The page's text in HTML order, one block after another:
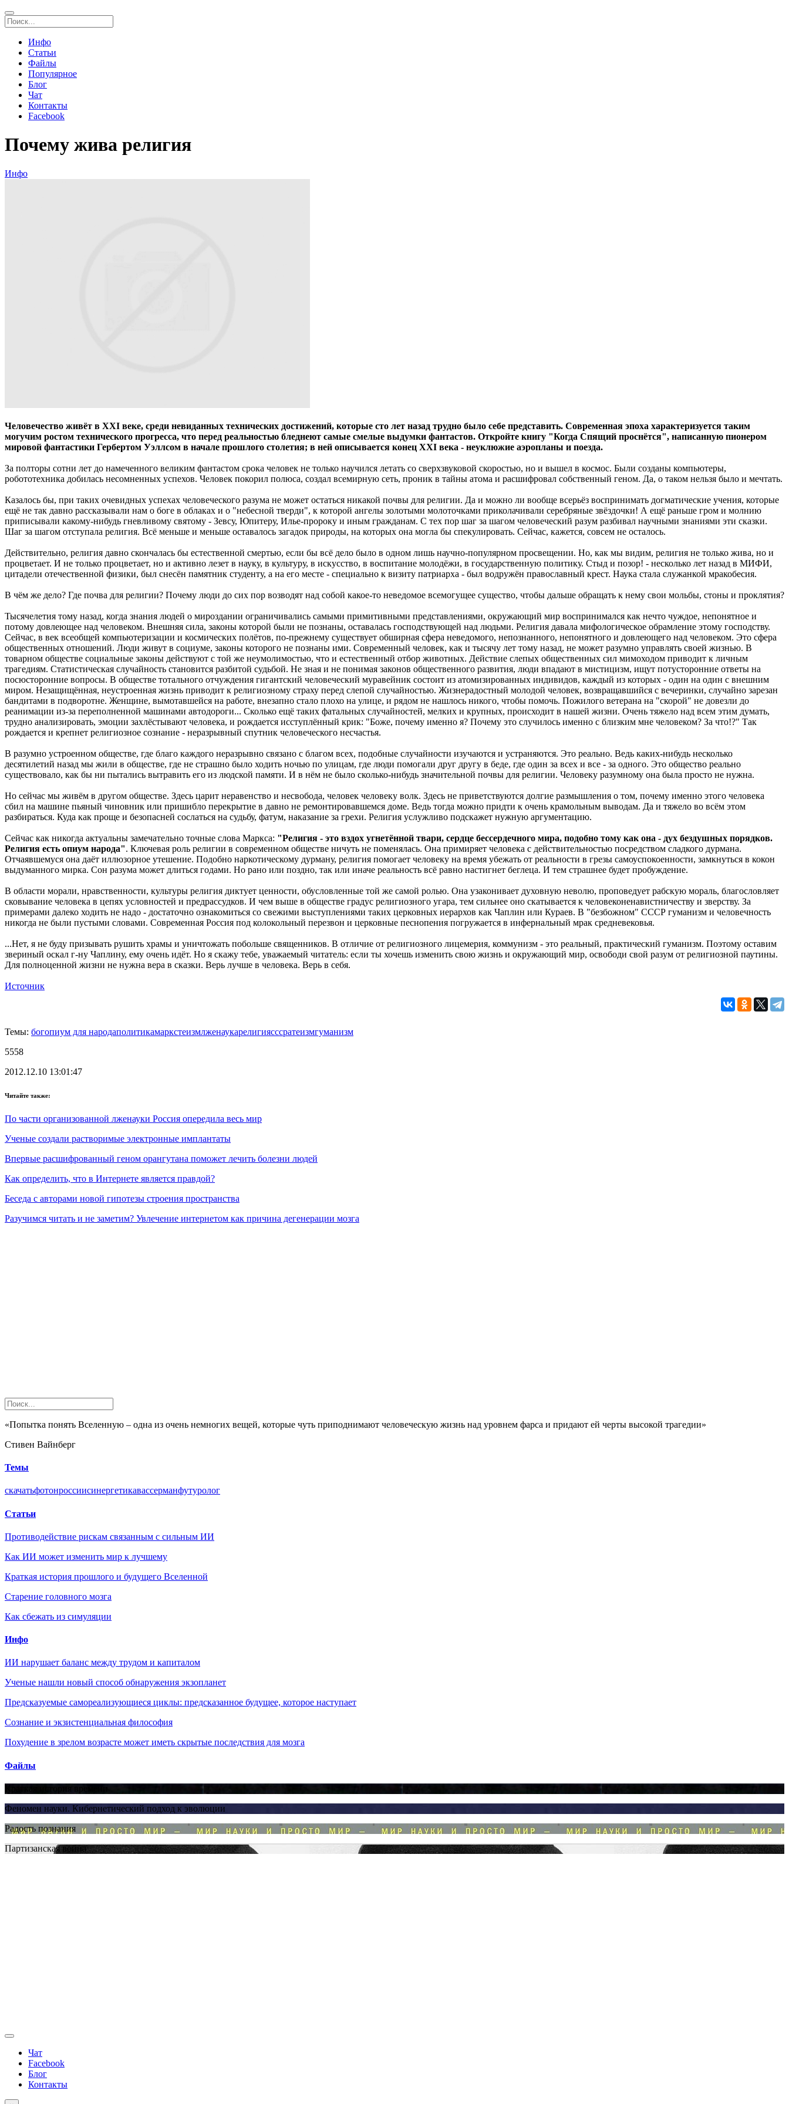
Инфо
Статьи
Файлы
Популярное
Блог
Чат
Контакты
Facebook
Почему жива религия
Инфо
Человечество живёт в XXI веке, среди невиданных технических достижений, которые сто лет назад трудно было себе представить. Современная эпоха характеризуется таким
могучим ростом технического прогресса, что перед реальностью бледнеют самые смелые выдумки фантастов. Откройте книгу "Когда Спящий проснётся", написанную пионером
мировой фантастики Гербертом Уэллсом в начале прошлого столетия; в ней описывается конец XXI века - неуклюжие аэропланы и поезда.
За полторы сотни лет до намеченного великим фантастом срока человек не только научился летать со сверхзвуковой скоростью, но и вышел в космос. Были созданы компьютеры,
робототехника добилась несомненных успехов. Человек покорил полюса, создал всемирную сеть, проник в тайны атома и расшифровал собственный геном. Да, о таком нельзя было и мечтать.
Казалось бы, при таких очевидных успехах человеческого разума не может остаться никакой почвы для религии. Да и можно ли вообще всерьёз воспринимать догматические учения, которые
ещё не так давно рассказывали нам о боге в облаках и о "небесной тверди", к которой ангелы золотыми молоточками приколачивали серебряные звёздочки! А ещё раньше гром и молнию
приписывали какому-нибудь гневливому святому - Зевсу, Юпитеру, Илье-пророку и иным гражданам. С тех пор шаг за шагом человеческий разум разбивал научными знаниями эти сказки.
Шаг за шагом отступала религия. Всё меньше и меньше оставалось загадок природы, на которых она могла бы спекулировать. Сейчас, кажется, совсем не осталось.
Действительно, религия давно скончалась бы естественной смертью, если бы всё дело было в одном лишь научно-популярном просвещении. Но, как мы видим, религия не только жива, но и
процветает. И не только процветает, но и активно лезет в науку, в культуру, в искусство, в воспитание молодёжи, в государственную политику. Стыд и позор! - несколько лет назад в МИФИ,
цитадели отечественной физики, был снесён памятник студенту, а на его месте - специально к визиту патриарха - был водружён православный крест. Наука стала служанкой мракобесия.
В чём же дело? Где почва для религии? Почему люди до сих пор возводят над собой какое-то неведомое всемогущее существо, чтобы дальше обращать к нему свои мольбы, стоны и проклятия?
Тысячелетия тому назад, когда знания людей о мироздании ограничивались самыми примитивными представлениями, окружающий мир воспринимался как нечто чуждое, непонятное и
потому довлеющее над человеком. Внешняя сила, законы которой были не познаны, оставалась господствующей над людьми. Религия давала мифологическое обрамление этому господству.
Сейчас, в век всеобщей компьютеризации и космических полётов, по-прежнему существует обширная сфера неведомого, непознанного, непонятного и довлеющего над человеком. Это сфера
общественных отношений. Люди живут в социуме, законы которого не познаны ими. Современный человек, как и тысячу лет тому назад, не может разумно управлять своей жизнью. В
товарном обществе социальные законы действуют с той же неумолимостью, что и естественный отбор животных. Действие слепых общественных сил мимоходом приводит к личным
трагедиям. Статистическая случайность становится разбитой судьбой. Не зная и не понимая законов общественного развития, люди впадают в мистицизм, ищут потусторонние ответы на
посюсторонние вопросы. В обществе тотального отчуждения гигантский человеческий муравейник состоит из атомизированных индивидов, каждый из которых - один на один с внешним
миром. Незащищённая, неустроенная жизнь приводит к религиозному страху перед слепой случайностью. Жизнерадостный молодой человек, возвращавшийся с вечеринки, случайно зарезан
бандитами в подворотне. Женщине, вымотавшейся на работе, внезапно стало плохо на улице, и рядом не нашлось никого, чтобы помочь. Пожилого ветерана на "скорой" не довезли до
реанимации из-за переполненной машинами автодороги... Сколько ещё таких фатальных случайностей, мелких и крупных, происходит в нашей жизни. Очень тяжело над всем этим думать,
трудно анализировать, эмоции захлёстывают человека, и рождается исступлённый крик: "Боже, почему именно я? Почему это случилось именно с близким мне человеком? За что!?" Так
рождается и крепнет религиозное сознание - неразрывный спутник человеческого несчастья.
В разумно устроенном обществе, где благо каждого неразрывно связано с благом всех, подобные случайности изучаются и устраняются. Это реально. Ведь каких-нибудь несколько
десятилетий назад мы жили в обществе, где не страшно было ходить ночью по улицам, где люди помогали друг другу в беде, где один за всех и все - за одного. Это общество реально
существовало, как бы ни пытались вытравить его из людской памяти. И в нём не было сколько-нибудь значительной почвы для религии. Человеку разумному она была просто не нужна.
Но сейчас мы живём в другом обществе. Здесь царит неравенство и несвобода, человек человеку волк. Здесь не приветствуются долгие размышления о том, почему именно этого человека
сбил на машине пьяный чиновник или пришибло перекрытие в давно не ремонтировавшемся доме. Ведь тогда можно придти к очень крамольным выводам. Да и тяжело во всём этом
разбираться. Куда как проще и безопасней сослаться на судьбу, фатум, наказание за грехи. Религия услужливо подскажет нужную аргументацию.
Сейчас как никогда актуальны замечательно точные слова Маркса: "Религия - это вздох угнетённой твари, сердце бессердечного мира, подобно тому как она - дух бездушных порядков.
Религия есть опиум народа". Ключевая роль религии в современном обществе ничуть не поменялась. Она примиряет человека с действительностью посредством сладкого дурмана.
Отчаявшемуся она даёт иллюзорное утешение. Подобно наркотическому дурману, религия помогает человеку на время убежать от реальности в грезы самоуспокоенности, замкнуться в кокон
выдуманного мирка. Сон разума может длиться годами. Но рано или поздно, так или иначе реальность всё равно настигнет беглеца. И тем страшнее будет пробуждение.
В области морали, нравственности, культуры религия диктует ценности, обусловленные той же самой ролью. Она узаконивает духовную неволю, проповедует рабскую мораль, благословляет
сковывание человека в цепях условностей и предрассудков. И чем выше в обществе градус религиозного угара, тем сильнее оно скатывается к человеконенавистничеству и зверству. За
примерами далеко ходить не надо - достаточно ознакомиться со свежими выступлениями таких церковных иерархов как Чаплин или Кураев. В "безбожном" СССР гуманизм и человечность
никогда не были пустыми словами. Современная Россия под колокольный перезвон и церковные песнопения погружается в инфернальный мрак средневековья.
...Нет, я не буду призывать рушить храмы и уничтожать побольше священников. В отличие от религиозного лицемерия, коммунизм - это реальный, практический гуманизм. Поэтому оставим
звериный оскал г-ну Чаплину, ему очень идёт. Но я скажу тебе, уважаемый читатель: если ты хочешь изменить свою жизнь и окружающий мир, освободи свой разум от религиозной паутины.
Для полноценной жизни не нужна вера в сказки. Верь лучше в человека. Верь в себя.
Источник
Темы: богопиум для народаполитикамаркстеизмлженаукарелигиясссратеизмгуманизм
5558
2012.12.10 13:01:47
Читайте также:
По части организованной лженауки Россия опередила весь мир
Ученые создали растворимые электронные имплантаты
Впервые расшифрованный геном орангутана поможет лечить болезни людей
Как определить, что в Интернете является правдой?
Беседа с авторами новой гипотезы строения пространства
Разучимся читать и не заметим? Увлечение интернетом как причина дегенерации мозга
«Попытка понять Вселенную – одна из очень немногих вещей, которые чуть приподнимают человеческую жизнь над уровнем фарса и придают ей черты высокой трагедии»
Стивен Вайнберг
Темы
скачатьфотонроссиисинергетикавассерманфутуролог
Статьи
Противодействие рискам связанным с сильным ИИ
Как ИИ может изменить мир к лучшему
Краткая история прошлого и будущего Вселенной
Старение головного мозга
Как сбежать из симуляции
Инфо
ИИ нарушает баланс между трудом и капиталом
Ученые нашли новый способ обнаружения экзопланет
Предсказуемые самореализующиеся циклы: предсказанное будущее, которое наступает
Сознание и экзистенциальная философия
Похудение в зрелом возрасте может иметь скрытые последствия для мозга
Файлы
Краткая история времени
Феномен науки. Кибернетический подход к эволюции
Радость познания
Партизанская война
Чат
Facebook
Блог
Контакты